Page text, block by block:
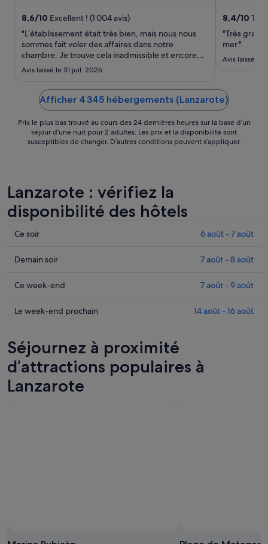
au 29
8,6/10 Excellent ! (1 004 avis)
"L’établissement était très bien, mais nous nous
sommes fait voler des affaires dans notre
chambre. Je trouve cela inadmissible et encore
plus pour un établissement 5 étoiles. La direction
nous a offert un dîner pour nous « dédommager »
mais cela n’enlève pas que nous n’étions pas
sereins à chaque ..."
Avis laissé le 31 juil. 2026
8,4/10
"Très
mer."
Avis laissé le
Afficher 4 345 hébergements (Lanzarote)
Prix le plus bas trouvé au cours des 24 dernières heures sur la base d’un
séjour d’une nuit pour 2 adultes. Les prix et la disponibilité sont
susceptibles de changer. D’autres conditions peuvent s’appliquer.
Lanzarote : vérifiez la
disponibilité des hôtels
Consulter
prix
Lanzarote
cette
août
-
7
août
Ce soir 6 août - 7 août
Consulter
prix
Lanzarote
soir,
7
août
-
Demain soir 7 août - 8 août
Consulter
prix
pour
ce
week-
end,
Ce week-end 7 août - 9 août
Consulter
à
Lanzarote
pour
le
Le week-end prochain 14 août - 16 août
Séjournez à proximité
d’attractions populaires à
Lanzarote